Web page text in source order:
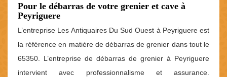
Pour le débarras de votre grenier et cave à
Peyriguere
L’entreprise Les Antiquaires Du Sud Ouest à Peyriguere est
la référence en matière de débarras de grenier dans tout le
65350. L’entreprise de débarras de grenier à Peyriguere
intervient avec professionnalisme et assurance.